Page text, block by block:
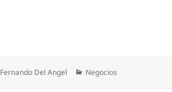
Autor
Fernando Del Angel Categorías
Negocios